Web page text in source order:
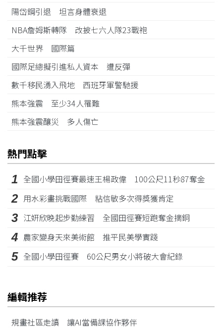
陽岱鋼引退 坦言身體衰退
NBA詹姆斯轉隊 改披七六人隊23戰袍
大千世界 國際篇
國際足總擬引進私人資本 遭反彈
數千移民湧入飛地 西班牙軍警馳援
熊本強震 至少34人罹難
熊本強震釀災 多人傷亡
熱門點擊
1 全國小學田徑賽最速王楊政偉 100公尺11秒87奪金
2 用水彩畫挑戰國際 粘信敏多次得獎獲肯定
3 江姸欣晚起步勤練習 全國田徑賽短跑奪金摘銅
4 農家變身天來美術館 推平民美學實踐
5 全國小學田徑賽 60公尺男女小將破大會紀錄
編輯推荐
規畫社區走讀 讓AI當備課協作夥伴